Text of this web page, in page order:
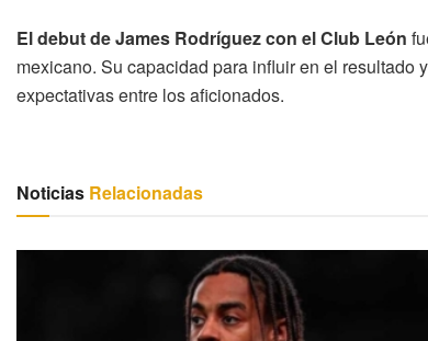
El debut de James Rodríguez con el Club León
mexicano. Su capacidad para influir en el
expectativas entre los aficionados.
Noticias Relacionadas